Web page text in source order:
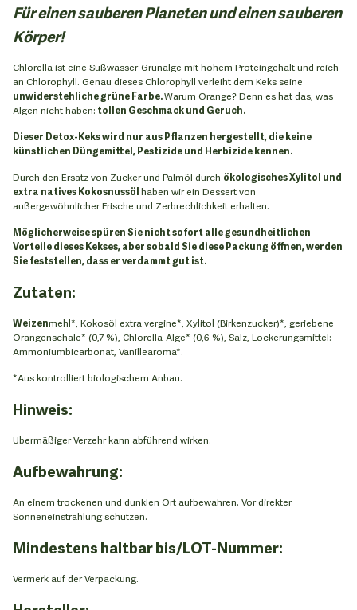
Für einen sauberen Planeten und einen sauberen
Körper!
Chlorella ist eine Süßwasser-Grünalge mit hohem Proteingehalt und reich
an Chlorophyll. Genau dieses Chlorophyll verleiht dem Keks seine
unwiderstehliche grüne Farbe.Warum Orange? Denn es hat das, was
Algen nicht haben: tollen Geschmack und Geruch.
Dieser Detox-Keks wird nur aus Pflanzen hergestellt, die keine
künstlichen Düngemittel, Pestizide und Herbizide kennen.
Durch den Ersatz von Zucker und Palmöl durch ökologisches Xylitol und
extra natives Kokosnussölhaben wir ein Dessert von
außergewöhnlicher Frische und Zerbrechlichkeit erhalten.
Möglicherweise spüren Sie nicht sofort alle gesundheitlichen
Vorteile dieses Kekses, aber sobald Sie diese Packung öffnen, werden
Sie feststellen, dass er verdammt gut ist.
Zutaten:
Weizenmehl*, Kokosöl extra vergine*, Xylitol (Birkenzucker)*, geriebene
Orangenschale* (0,7 %), Chlorella-Alge* (0,6 %), Salz, Lockerungsmittel:
Ammoniumbicarbonat, Vanillearoma*.
*Aus kontrolliert biologischem Anbau.
Hinweis:
Übermäßiger Verzehr kann abführend wirken.
Aufbewahrung:
An einem trockenen und dunklen Ort aufbewahren. Vor direkter
Sonneneinstrahlung schützen.
Mindestens haltbar bis/LOT-Nummer:
Vermerk auf der Verpackung.